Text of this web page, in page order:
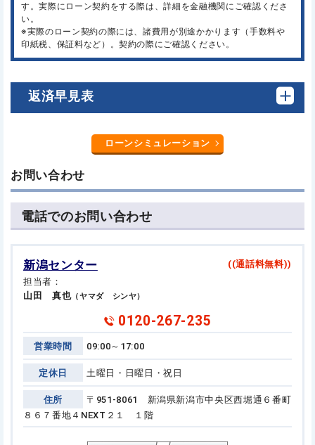
す。実際にローン契約をする際は、詳細を金融機関にご確認くださ
い。
※実際のローン契約の際には、諸費用が別途かかります（手数料や
印紙税、保証料など）。契約の際にご確認ください。
返済早見表
ローンシミュレーション
お問い合わせ
電話でのお問い合わせ
新潟センター
((通話料無料))
担当者：
山田 真也（ヤマダ シンヤ）
0120-267-235
営業時間 09:00～17:00
定休日 土曜日・日曜日・祝日
住所
〒951-8061 新潟県新潟市中央区西堀通６番町
８６７番地４ NEXT２１ １階